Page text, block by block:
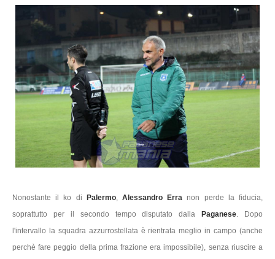
Nonostante il ko di Palermo,Alessandro Erra non perde la fiducia,
soprattutto per il secondo tempo disputato dalla
Paganese. Dopo
l'intervallo la squadra azzurrostellata è rientrata meglio in campo (anche
perchè fare peggio della prima frazione era impossibile), senza riuscire a